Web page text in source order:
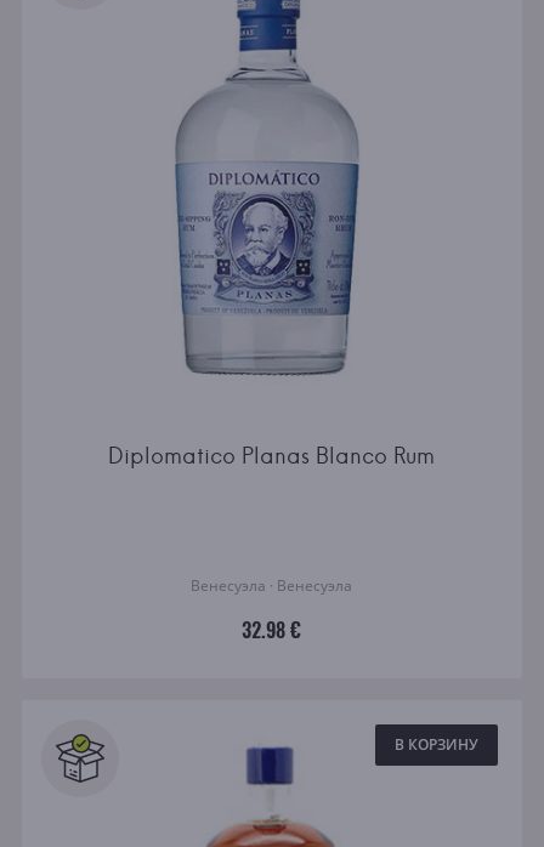
Diplomatico Planas Blanco Rum
Венесуэла · Венесуэла
32.98 €
В КОРЗИНУ